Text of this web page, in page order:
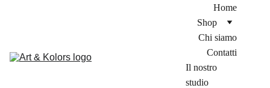
Home
Shop
Chi siamo
Contatti
Il nostro
studio